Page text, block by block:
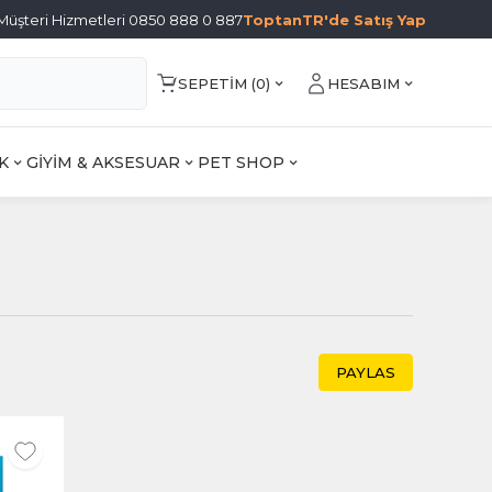
Hizmetleri 0850 888 0 887ToptanTR'de Satış Yap
SEPETIM (0) HESABIM
GİYİM & AKSESUAR PET SHOP
PAYLAS